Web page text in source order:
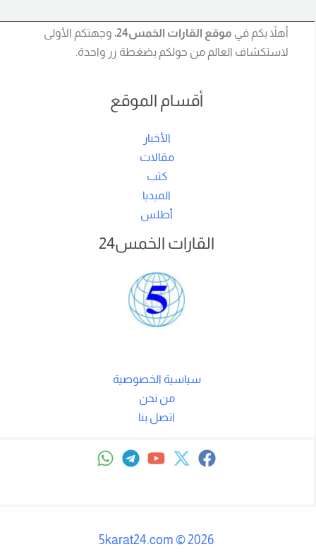
أهلاً بكم في موقع القارات الخمس24
، وجهتكم الأولى
لاستكشاف العالم من حولكم بضغطة زر واحدة.
أقسام الموقع
الأخبار
مقالات
كتب
الميديا
أطلس
القارات الخمس24
سياسية الخصوصية
من نحن
اتصل بنا
©
5karat24.com